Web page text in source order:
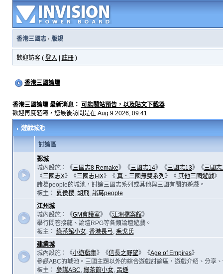
香港三國志· 版規
歡迎訪客 ( 登入 註冊)
香港三國論壇
香港三國論壇 最新消息： 可能關站預告，以及貼文下載器
歡迎再度蒞臨，您最後訪問是在 Aug 9 2026, 09:41
遊戲城池
討論區
鄴城
城內設施：《三國志8 Remake》《三國志14》《三國志13》《三國
《三國志X》《三國志I-IX》《真．三國無雙系列 》《其他三國遊戲》
諸葛people的城池，討論三國志系列或其他與三國有關的遊戲。
板主：
夏侯櫻, 胡飛, 諸葛people
江州城
城內設施：《GM會議室》《江洲檔案館》
舉行問答接龍、論壇RPG等各類論壇遊戲。
板主： 綠茶館小女, 香港長弓, 耒戈氏
建業城
城內設施：《小遊戲集》《信長之野望》《Age of Empires》
參謀ABC的城池。三國主題以外的綜合遊戲討論區，遊戲介紹、分享
板主： 參謀ABC, 綠茶館小女, 呂遜